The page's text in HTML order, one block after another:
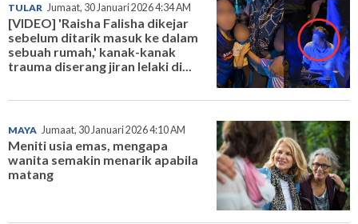
TULAR Jumaat, 30 Januari 2026 4:34 AM
[VIDEO] 'Raisha Falisha dikejar
sebelum ditarik masuk ke dalam
sebuah rumah,' kanak-kanak
trauma diserang jiran lelaki di...
MAYA Jumaat, 30 Januari 2026 4:10 AM
Meniti usia emas, mengapa
wanita semakin menarik apabila
matang